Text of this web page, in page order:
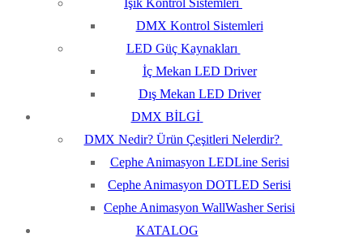
Işık Kontrol Sistemleri
DMX Kontrol Sistemleri
LED Güç Kaynakları
İç Mekan LED Driver
Dış Mekan LED Driver
DMX BİLGİ
DMX Nedir? Ürün Çeşitleri Nelerdir?
Cephe Animasyon LEDLine Serisi
Cephe Animasyon DOTLED Serisi
Cephe Animasyon WallWasher Serisi
KATALOG